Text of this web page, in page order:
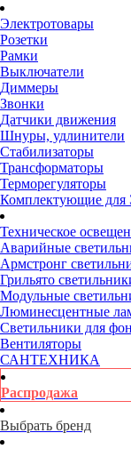
Электротовары
Розетки
Рамки
Выключатели
Диммеры
Звонки
Датчики движения
Шнуры, удлинители
Стабилизаторы
Трансформаторы
Терморегуляторы
Комплектующие
Техническое
Аварийные
Армстронг
Грильято
Модульные
Люминесцентные
Светильники для
Вентиляторы
САНТЕХНИКА
Распродажа
Выбрать бренд